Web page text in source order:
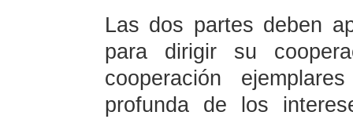
Las dos partes deben
para dirigir su
cooperación
profunda de los